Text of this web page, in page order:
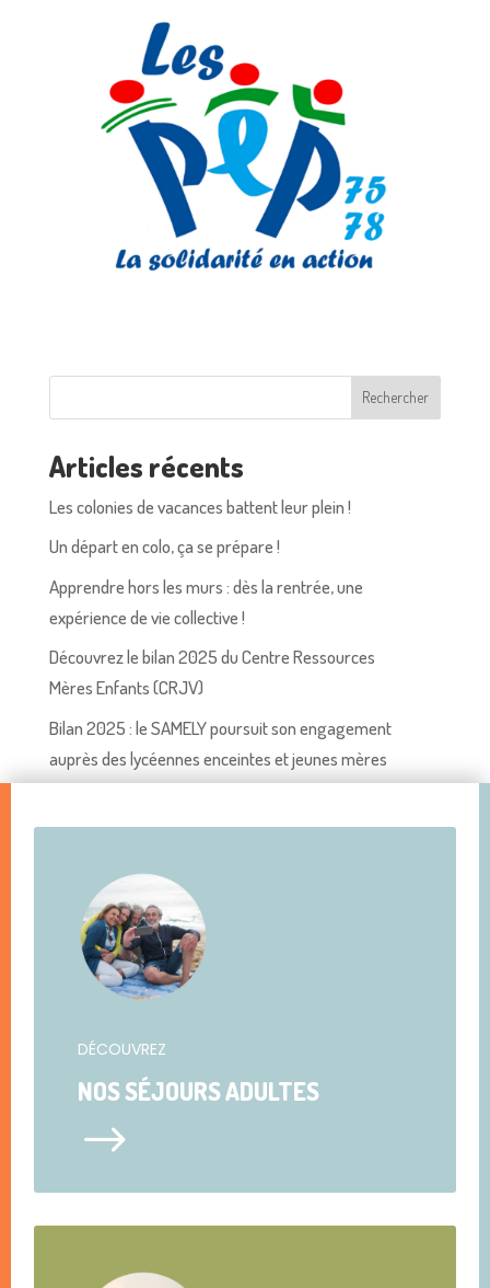
Rechercher
Articles récents
Les colonies de vacances battent leur plein !
Un départ en colo, ça se prépare !
Apprendre hors les murs : dès la rentrée, une
expérience de vie collective !
Découvrez le bilan 2025 du Centre Ressources
Mères Enfants (CRJV)
Bilan 2025 : le SAMELY poursuit son engagement
auprès des lycéennes enceintes et jeunes mères
DÉCOUVREZ
NOS SÉJOURS ADULTES
$